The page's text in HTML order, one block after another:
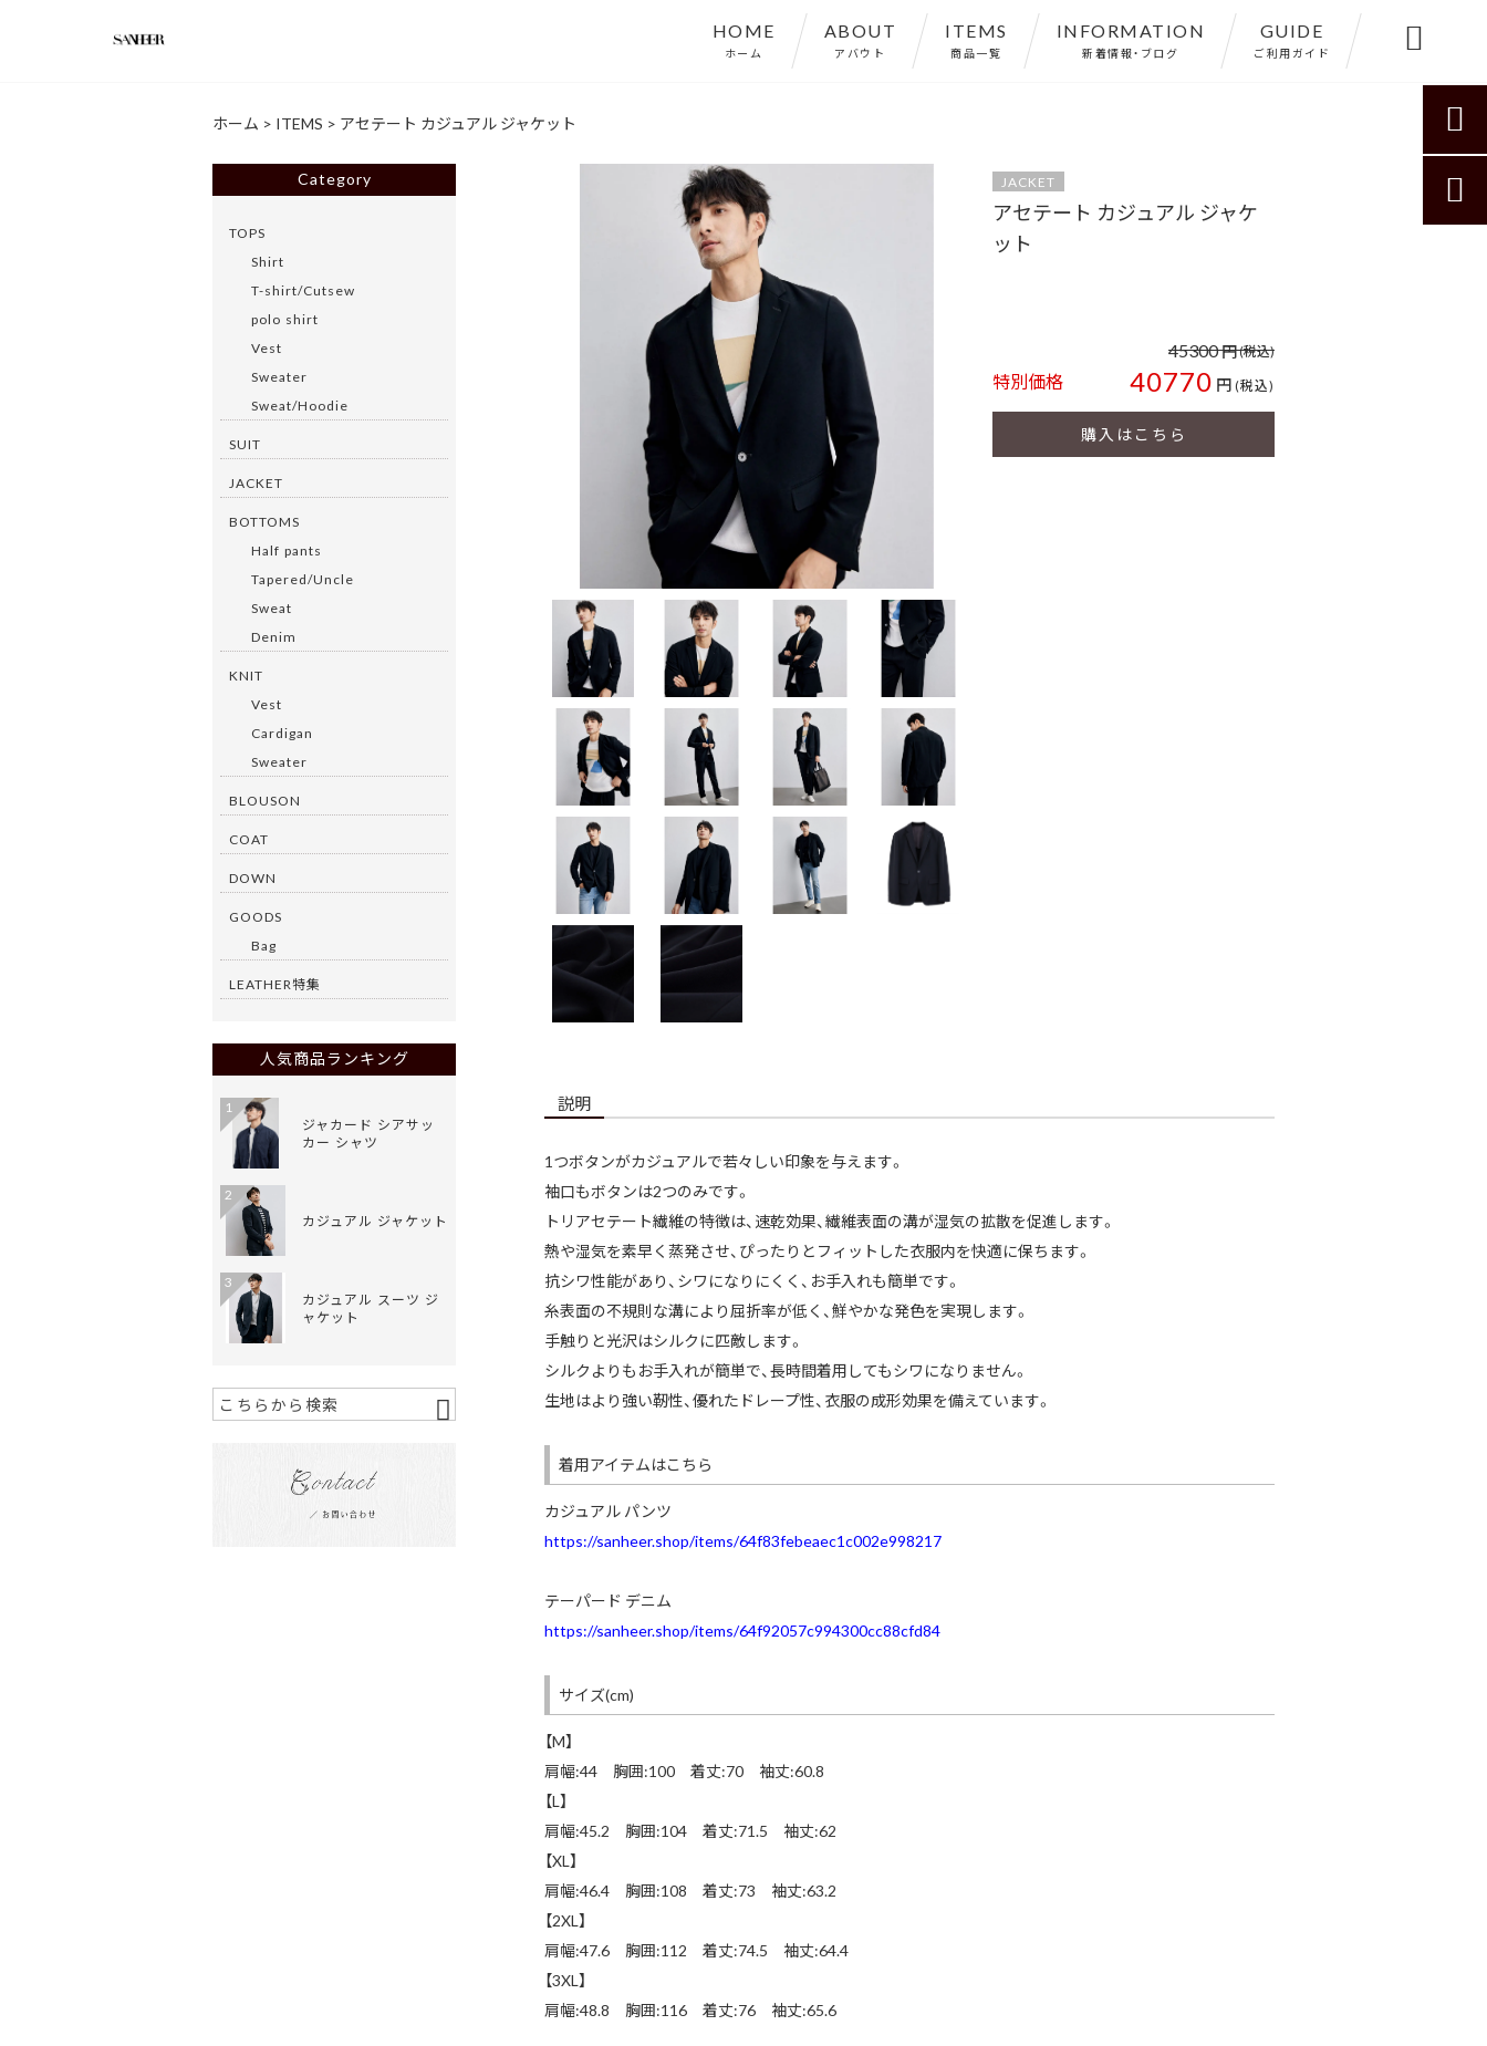
HOME
ホーム
ABOUT
アバウト
ITEMS
商品一覧
INFORMATION
新着情報・ブログ
GUIDE
ご利用ガイド 
ホーム > ITEMS > アセテート カジュアル ジャケット
JACKET
アセテート カジュアル ジャケ
ット
特別価格 40770 円(税込)
45300円(税込)
購入はこちら
説明
1つボタンがカジュアルで若々しい印象を与えます。
袖口もボタンは2つのみです。
トリアセテート繊維の特徴は、速乾効果、繊維表面の溝が湿気の拡散を促進します。
熱や湿気を素早く蒸発させ、ぴったりとフィットした衣服内を快適に保ちます。
抗シワ性能があり、シワになりにくく、お手入れも簡単です。
糸表面の不規則な溝により屈折率が低く、鮮やかな発色を実現します。
手触りと光沢はシルクに匹敵します。
シルクよりもお手入れが簡単で、長時間着用してもシワになりません。
生地はより強い靭性、優れたドレープ性、衣服の成形効果を備えています。
着用アイテムはこちら
カジュアル パンツ
https://sanheer.shop/items/64f83febeaec1c002e998217
テーパード デニム
https://sanheer.shop/items/64f92057c994300cc88cfd84
サイズ(cm)
【M】
肩幅:44 胸囲:100 着丈:70 袖丈:60.8
【L】
肩幅:45.2 胸囲:104 着丈:71.5 袖丈:62
【XL】
肩幅:46.4 胸囲:108 着丈:73 袖丈:63.2
【2XL】
肩幅:47.6 胸囲:112 着丈:74.5 袖丈:64.4
【3XL】
肩幅:48.8 胸囲:116 着丈:76 袖丈:65.6
Category
TOPS
Shirt
T-shirt/Cutsew
polo shirt
Vest
Sweater
Sweat/Hoodie
SUIT
JACKET
BOTTOMS
Half pants
Tapered/Uncle
Sweat
Denim
KNIT
Vest
Cardigan
Sweater
BLOUSON
COAT
DOWN
GOODS
Bag
LEATHER特集
人気商品ランキング
ジャカード シアサッ
カー シャツ
1
カジュアル ジャケット
2
カジュアル スーツ ジ
ャケット
3

